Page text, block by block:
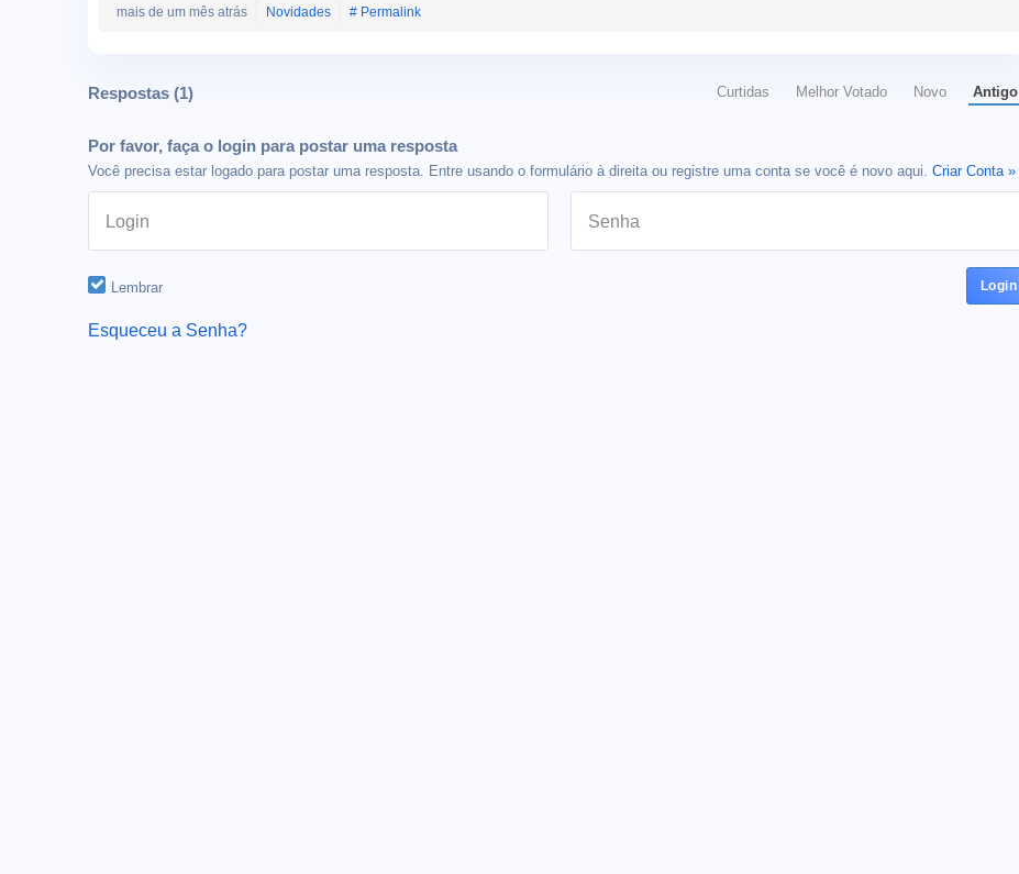
mais de um mês atrás Novidades # Permalink
Respostas (1) Curtidas Melhor Votado Novo Antigo
Por favor, faça o login para postar uma resposta
Você precisa estar logado para postar uma resposta. Entre usando o formulário à direita ou registre uma conta se você é novo aqui. Criar Conta »
Login Senha
Lembrar
Esqueceu a Senha?